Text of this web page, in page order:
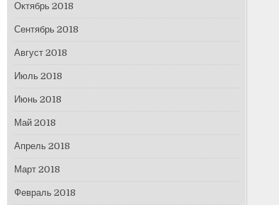
Октябрь 2018
Сентябрь 2018
Август 2018
Июль 2018
Июнь 2018
Май 2018
Апрель 2018
Март 2018
Февраль 2018